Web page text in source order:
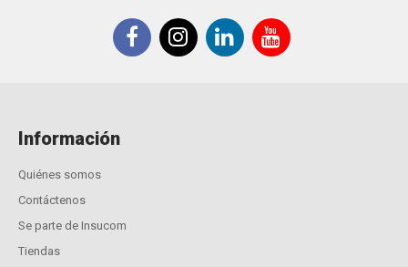
Información
Quiénes somos
Contáctenos
Se parte de Insucom
Tiendas